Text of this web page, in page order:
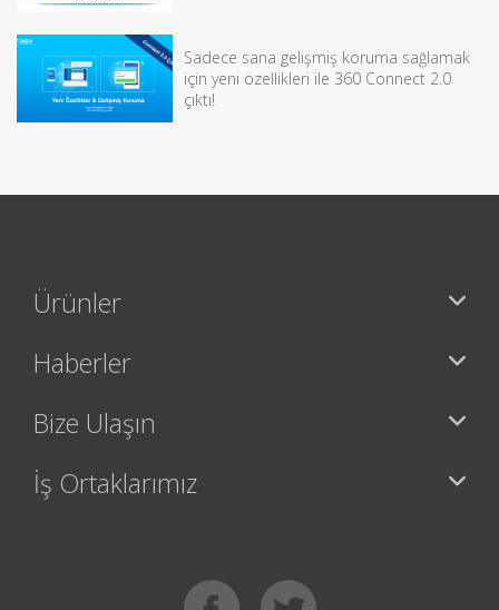
Sadece sana gelişmiş koruma sağlamak
için yeni özellikleri ile 360 Connect 2.0
çıktı!
Ürünler
Haberler
Bize Ulaşın
İş Ortaklarımız